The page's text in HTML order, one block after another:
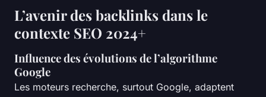
L’avenir des backlinks dans le
contexte SEO 2024+
Influence des évolutions de l’algorithme
Google
Les moteurs recherche, surtout Google, adaptent